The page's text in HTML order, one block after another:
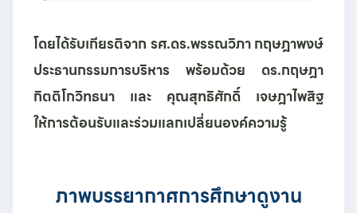
โดยได้รับเกียรติจาก รศ.ดร.พรรณวิภา กฤษฎาพงษ์
ประธานกรรมการบริหาร พร้อมด้วย ดร.กฤษฎา
กิตติโกวิทธนา และ คุณสุทธิศักดิ์ เจษฎาไพสิฐ
ให้การต้อนรับและร่วมแลกเปลี่ยนองค์ความรู้
ภาพบรรยากาศการศึกษาดูงาน